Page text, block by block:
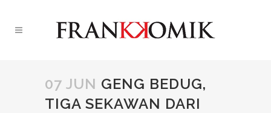
07 JUN GENG BEDUG,
TIGA SEKAWAN DARI